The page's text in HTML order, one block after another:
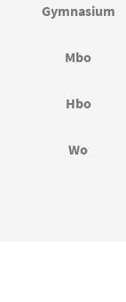
Gymnasium
Mbo
Hbo
Wo